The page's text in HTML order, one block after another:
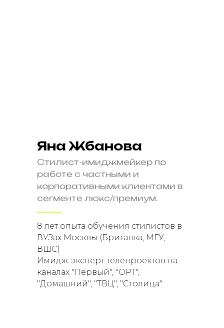
Яна Жбанова
Стилист-имиджмейкер по
работе с частными и
корпоративными клиентами в
сегменте люкс/премиум.
8 лет опыта обучения стилистов в
ВУЗах Москвы (Британка, МГУ,
ВШС)
Имидж-эксперт телепроектов на
каналах "Первый", "ОРТ",
"Домашний", "ТВЦ", "Столица"
7 модулей
Интенсив "Мужской шоппинг"
Проверка заданий кураторами
Zoom-встречи с кураторами
Чек-листы
Карта знакомства с клиентом
Карта индивидульного стиля
Сертификат о прохождении курса
Доступ к записи:60 дней